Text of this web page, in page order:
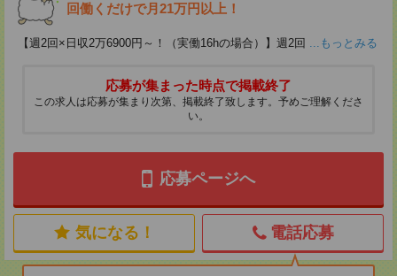
回働くだけで月21万円以上！
【週2回×日収2万6900円～！（実働16hの場合）】週2回 ...もっとみる
応募が集まった時点で掲載終了
この求人は応募が集まり次第、掲載終了致します。予めご理解くださ
い。
応募ページへ
気になる！ 電話応募